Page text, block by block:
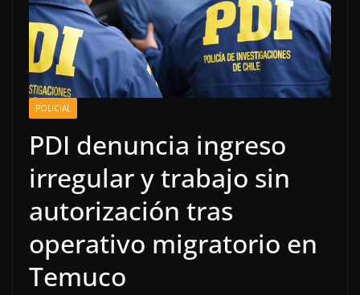
POLICIAL
PDI denuncia ingreso
irregular y trabajo sin
autorización tras
operativo migratorio en
Temuco